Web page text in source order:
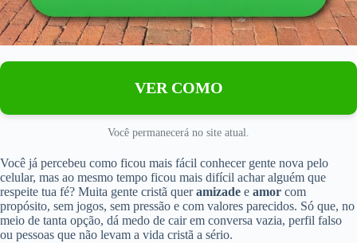
VER COMO
Você permanecerá no site atual.
Você já percebeu como ficou mais fácil conhecer gente nova pelo
celular, mas ao mesmo tempo ficou mais difícil achar alguém que
respeite tua fé? Muita gente cristã queramizade e amor com
propósito, sem jogos, sem pressão e com valores parecidos. Só que, no
meio de tanta opção, dá medo de cair em conversa vazia, perfil falso
ou pessoas que não levam a vida cristã a sério.